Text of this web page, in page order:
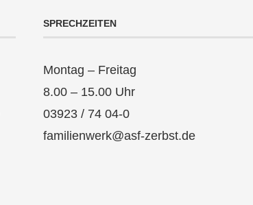
SPRECHZEITEN
Montag – Freitag
8.00 – 15.00 Uhr
03923 / 74 04-0
familienwerk@asf-zerbst.de